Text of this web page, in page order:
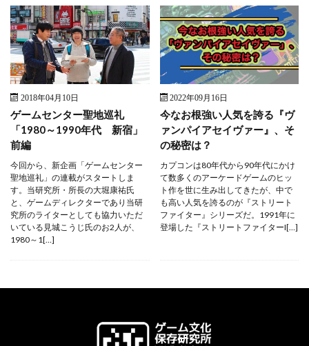
2018年04月10日
ゲームセンター聖地巡礼
「1980～1990年代 新宿」
前編
今回から、新企画「ゲームセンター
聖地巡礼」の連載がスタートしま
す。当研究所・所長の大堀康祐氏
と、ゲームディレクターであり当研
究所のライターとしても協力いただ
いている見城こうじ氏のお2人が、
1980～1[…]
2022年09月16日
今なお根強い人気を誇る『ヴ
ァンパイアセイヴァー』、そ
の秘密は？
カプコンは80年代から90年代にかけ
て数多くのアーケードゲームのヒッ
ト作を世に生み出してきたが、中で
も高い人気を誇るのが『ストリート
ファイター』シリーズだ。1991年に
登場した『ストリートファイターI[…]